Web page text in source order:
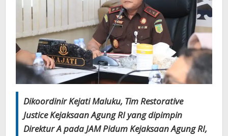
Dikoordinir Kejati Maluku, Tim Restorative
Justice Kejaksaan Agung RI yang dipimpin
Direktur A pada JAM Pidum Kejaksaan Agung RI,